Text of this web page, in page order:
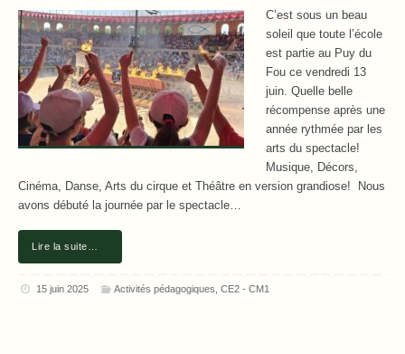
C’est sous un beau
soleil que toute l’école
est partie au Puy du
Fou ce vendredi 13
juin. Quelle belle
récompense après une
année rythmée par les
arts du spectacle!
Musique, Décors,
Cinéma, Danse, Arts du cirque et Théâtre en version grandiose! Nous
avons débuté la journée par le spectacle…
Lire la suite…
15 juin 2025 Activités pédagogiques ,CE2 - CM1